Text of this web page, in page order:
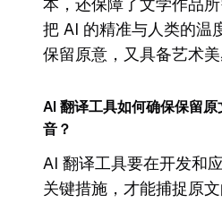
本，还保障了文学作品所
把 AI 的精准与人类的温
保留原意，又具备艺术美
AI 翻译工具如何确保保留
音？
AI 翻译工具要在开发和
关键措施，才能捕捉原